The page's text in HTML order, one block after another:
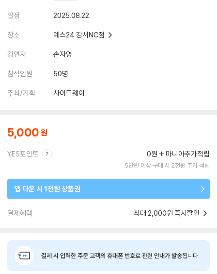
일정 2025.08.22.
장소 예스24 강서NC점
강연자 손자영
참석인원 50명
주최/기획 사이드웨이
5,000
YES포인트 0원 마니아추가적립
5만원 이상 구매 시 2천원 추가 적립
앱 다운 시 1천원 상품권
결제혜택 최대 2,000원 즉시할인
결제 시 입력한 주문 고객의 휴대폰 번호로 관련 안내가 발송됩니다.